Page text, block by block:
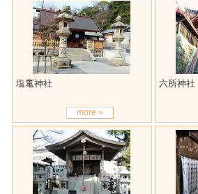
塩竃神社
more »
六所神社